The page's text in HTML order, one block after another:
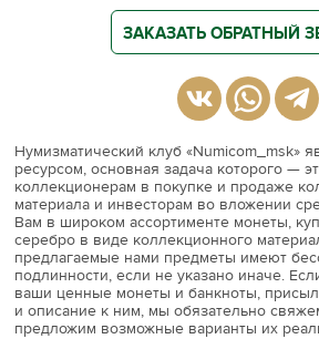
ЗАКАЗАТЬ ОБРАТНЫЙ
Нумизматический клуб «Numicom_msk»
ресурсом, основная задача которого —
коллекционерам в покупке и продаже
материала и инвесторам во вложении
Вам в широком ассортименте монеты,
серебро в виде коллекционного
предлагаемые нами предметы имеют
подлинности, если не указано иначе.
ваши ценные монеты и банкноты,
и описание к ним, мы обязательно
предложим возможные варианты их